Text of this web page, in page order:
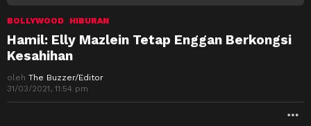
BOLLYWOOD HIBURAN
Hamil: Elly Mazlein Tetap Enggan Berkongsi
Kesahihan
oleh The Buzzer/Editor
31/03/2021, 11:54 pm